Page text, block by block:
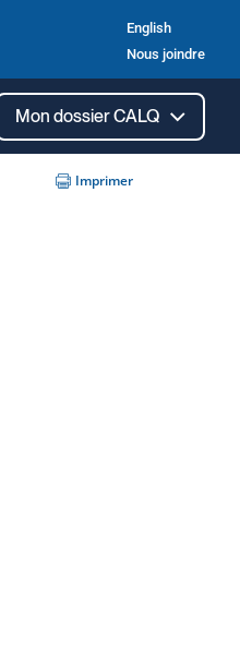
English
Nous joindre
Mon dossier CALQ
Imprimer